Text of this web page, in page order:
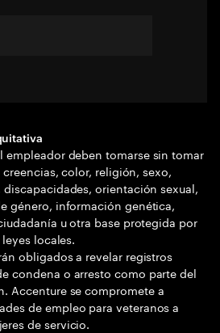
empleador deben tomarse sin tomar
color, religión, sexo,
orientación sexual,
género, información genética,
u otra base protegida por
locales.
obligados a revelar registros
condena o arresto como parte del
Accenture se compromete a
de empleo para veteranos a
de servicio.